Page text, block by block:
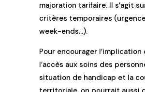
majoration tarifaire. Il s’agit
critères temporaires
week-ends…).
Pour encourager l’implication
l’accès aux soins des
situation de handicap et la